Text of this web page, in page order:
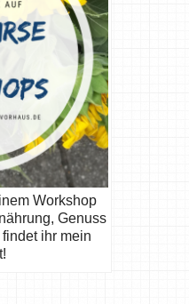
Workshop
Genuss
ihr mein